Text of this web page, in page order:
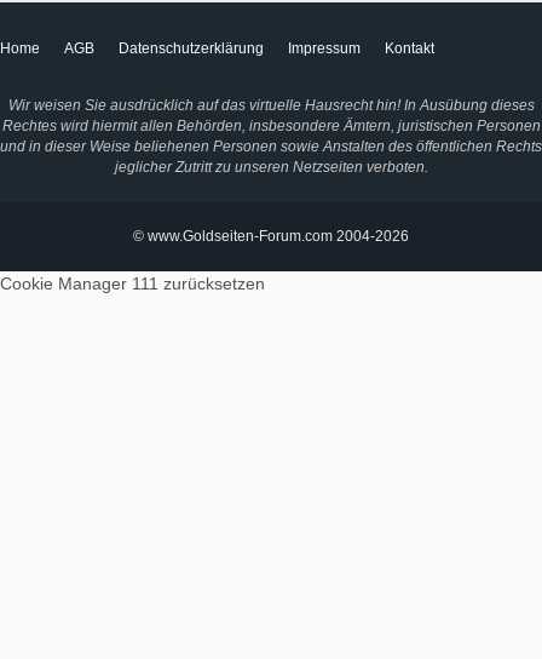
Home AGB Datenschutzerklärung Impressum Kontakt
Wir weisen Sie ausdrücklich auf das virtuelle Hausrecht hin! In Ausübung dieses
Rechtes wird hiermit allen Behörden, insbesondere Ämtern, juristischen Personen
und in dieser Weise beliehenen Personen sowie Anstalten des öffentlichen Rechts
jeglicher Zutritt zu unseren Netzseiten verboten.
© www.Goldseiten-Forum.com 2004-2026
Cookie Manager 111 zurücksetzen